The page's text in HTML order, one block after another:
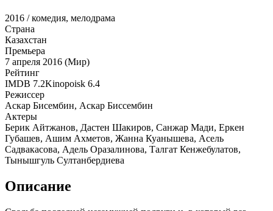
2016 / комедия, мелодрама
Страна
Казахстан
Премьера
7 апреля 2016 (Мир)
Рейтинг
IMDB 7.2Kinopoisk 6.4
Режиссер
Аскар Бисембин, Аскар Биссембин
Актеры
Берик Айтжанов, Дастен Шакиров, Санжар Мади, Еркен
Губашев, Ашим Ахметов, Жанна Куанышева, Асель
Садвакасова, Адель Оразалинова, Талгат Кенжебулатов,
Тынышгуль Султанбердиева
Описание